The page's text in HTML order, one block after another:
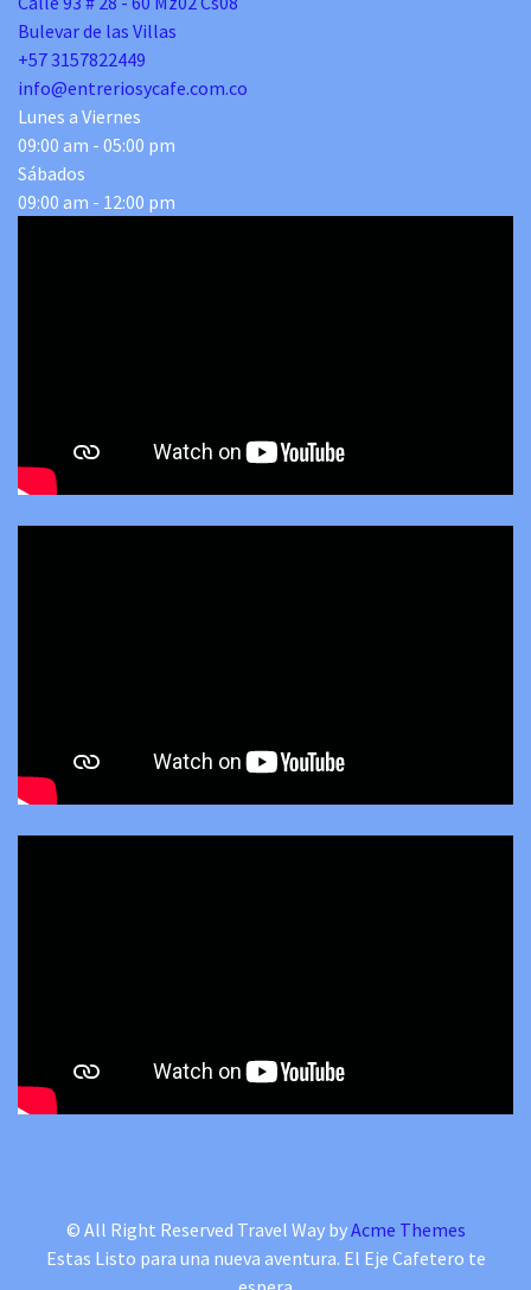
Bulevar de las Villas
+57 3157822449
info@entreriosycafe.com.co
Lunes a Viernes
09:00 am - 05:00 pm
Sábados
09:00 am - 12:00 pm
© All Right Reserved Travel Way byAcme Themes
Estas Listo para una nueva aventura. El Eje Cafetero te